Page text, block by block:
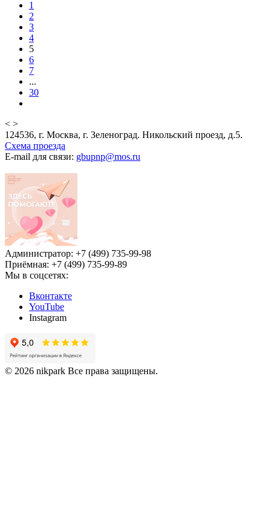
1
2
3
4
5
6
7
...
30
< >
124536, г. Москва, г. Зеленоград. Никольский проезд, д.5.
Схема проезда
E-mail для связи: gbupnp@mos.ru
Администратор: +7 (499) 735-99-98
Приёмная: +7 (499) 735-99-89
Мы в соцсетях:
Вконтакте
YouTube
Instagram
© 2026 nikpark Все права защищены.